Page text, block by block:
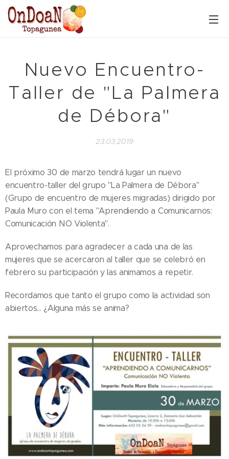
Nuevo Encuentro-
Taller de "La Palmera
de Débora"
23.03.2019
El próximo 30 de marzo tendrá lugar un nuevo
encuentro-taller del grupo "La Palmera de Débora"
(Grupo de encuentro de mujeres migradas) dirigido por
Paula Muro con el tema "Aprendiendo a Comunicarnos:
Comunicación NO Violenta".
Aprovechamos para agradecer a cada una de las
mujeres que se acercaron al taller que se celebró en
febrero su participación y las animamos a repetir.
Recordamos que tanto el grupo como la actividad son
abiertos... ¿Alguna más se anima?